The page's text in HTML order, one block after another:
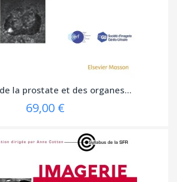
la prostate et des organes...
69,00 €